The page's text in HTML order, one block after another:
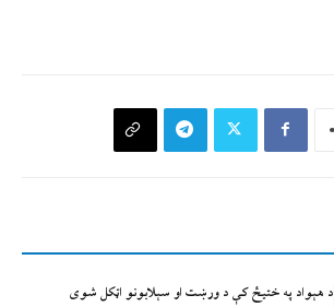
د هېواد په ختیځ کې د ورښت او سېلابونو اټکل شوی